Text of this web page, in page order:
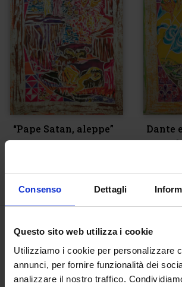
Consenso Dettagli
Questo sito web utilizza i cookie
Utilizziamo i cookie per personalizzare
annunci, per fornire funzionalità dei
analizzare il nostro traffico.
“Pape Satan, aleppe”
Dante
verso
€